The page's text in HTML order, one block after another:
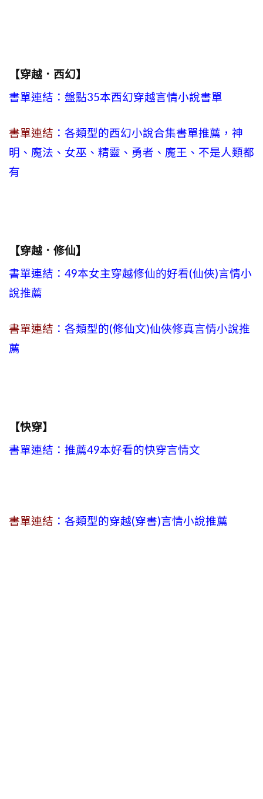
【穿越．西幻】
書單連結：盤點35本西幻穿越言情小說書單
書單連結 ：各類型的西幻小說合集書單推薦，神
明、魔法、女巫、精靈、勇者、魔王、不是人類都
有
【穿越．修仙】
書單連結：49本女主穿越修仙的好看(仙俠)言情小
說推薦
書單連結 ：各類型的(修仙文)仙俠修真言情小說推
薦
【快穿】
書單連結：推薦49本好看的快穿言情文
書單連結 ：各類型的穿越(穿書)言情小說推薦